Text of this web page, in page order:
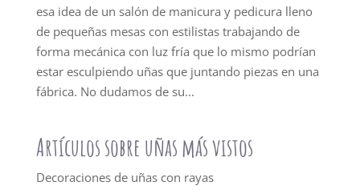
esa idea de un salón de manicura y pedicura lleno
de pequeñas mesas con estilistas trabajando de
forma mecánica con luz fría que lo mismo podrían
estar esculpiendo uñas que juntando piezas en una
fábrica. No dudamos de su...
Artículos sobre uñas más vistos
Decoraciones de uñas con rayas